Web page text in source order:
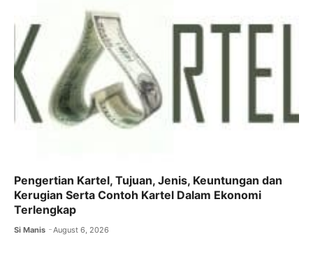
Pengertian Kartel, Tujuan, Jenis, Keuntungan dan
Kerugian Serta Contoh Kartel Dalam Ekonomi
Terlengkap
Si Manis August 6, 2026